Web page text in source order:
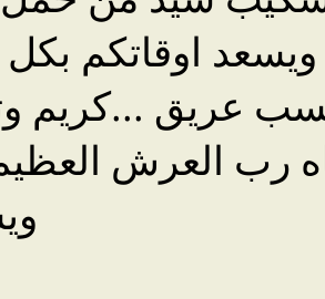
اوقاتكم بكل
عريق ...كريم
رب العرش